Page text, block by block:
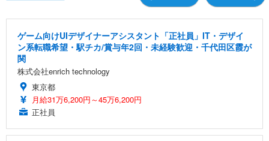
ゲーム向けUIデザイナーアシスタント「正社員」IT・デザイ
ン系転職希望・駅チカ/賞与年2回・未経験歓迎・千代田区霞が
関
株式会社enrich technology
東京都
月給31万6,200円～45万6,200円
正社員